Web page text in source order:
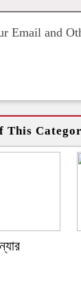
Email and
This